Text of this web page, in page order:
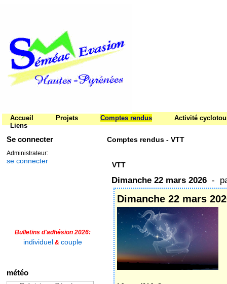
Accueil Projets Comptes rendus
Activité
Liens
Se connecter
Administrateur:
se connecter
Bulletins d'adhésion 2026:
individuel & couple
météo
Comptes rendus - VTT
VTT
‌Dimanche 22 mars 2026 -
‌Dimanche 22 mars